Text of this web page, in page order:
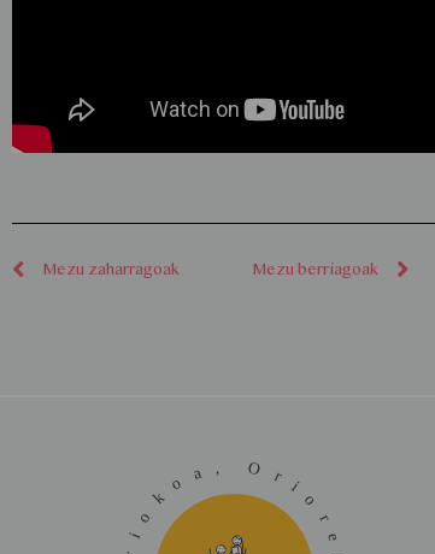
Mezu zaharragoak Mezu berriagoak